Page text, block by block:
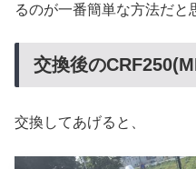
るのが一番簡単な方法だと
交換後の
交換してあげると、